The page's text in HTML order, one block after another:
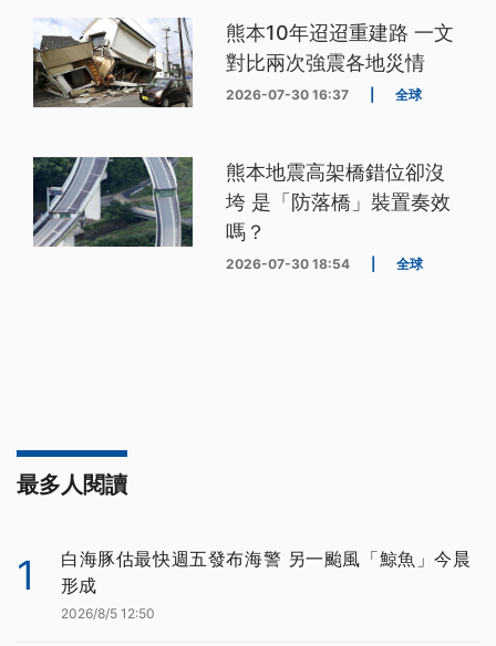
熊本10年迢迢重建路 一文
對比兩次強震各地災情
2026-07-30 16:37 全球
熊本地震高架橋錯位卻沒
垮 是「防落橋」裝置奏效
嗎？
2026-07-30 18:54 全球
最多人閱讀
1
白海豚估最快週五發布海警 另一颱風「鯨魚」今晨
形成
2026/8/5 12:50